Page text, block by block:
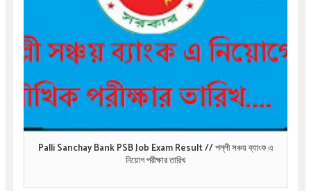
Palli Sanchay Bank PSB Job Exam Result // পল্লী সঞ্চয় ব্যাংক এ
নিয়োগ পরীক্ষার তারিখ